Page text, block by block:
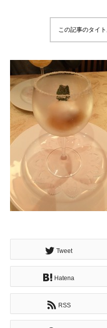
この記事のタイ
Tweet
Hatena
RSS